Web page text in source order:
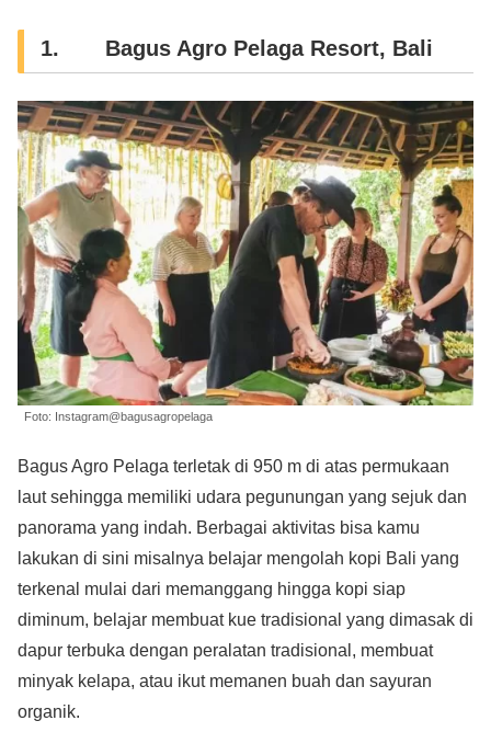
1. Bagus Agro Pelaga Resort, Bali
Foto: Instagram@bagusagropelaga
Bagus Agro Pelaga terletak di 950 m di atas permukaan
laut sehingga memiliki udara pegunungan yang sejuk dan
panorama yang indah. Berbagai aktivitas bisa kamu
lakukan di sini misalnya belajar mengolah kopi Bali yang
terkenal mulai dari memanggang hingga kopi siap
diminum, belajar membuat kue tradisional yang dimasak di
dapur terbuka dengan peralatan tradisional, membuat
minyak kelapa, atau ikut memanen buah dan sayuran
organik.